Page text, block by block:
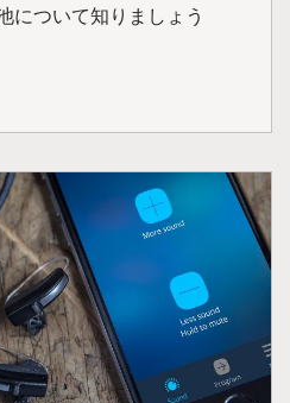
について知りましょう